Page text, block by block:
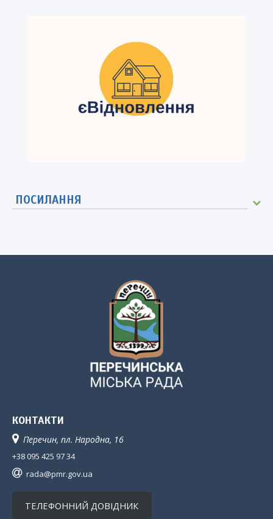
ПОСИЛАННЯ
КОНТАКТИ
Перечин, пл. Народна, 16
+38 095 425 97 34
rada@pmr.gov.ua
ТЕЛЕФОННИЙ ДОВІДНИК